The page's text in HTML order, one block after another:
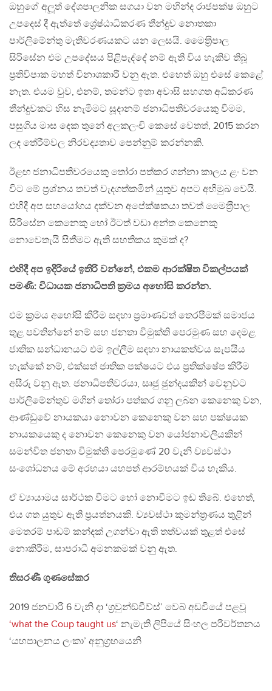
ඔහුගේ අලූත් දේශපාලනික සගයා වන මහින්ද රාජපක්ෂ ඔහුට
උපදෙස් දී ඇත්තේ ශ්‍රේෂ්ඨාධිකරණ තීන්දුව නොතකා
පාර්ලිමේන්තු මැතිවරණයකට යන ලෙසයි. මෛත‍්‍රිපාල
සිරිසේන එම උපදේසය පිළිපැද්දේ නම් ඇති විය හැකිව තිබූ
ප‍්‍රතිවිපාක මහත් විනාශකාරී වනු ඇත. එහෙත් ඔහු එසේ කෙළේ
නැත. එයම වුව, එනම්, තමන්ට ඉතා අවාසි සහගත අධිකරණ
තීන්දුවකට හිස නැමීමට සූදානම් ජනාධිපතිවරයෙකු වීමම,
පසුගිය මාස දෙක තුනේ අලකලංචි කෙසේ වෙතත්, 2015 කරන
ලද තේරීම්වල නිරවද්‍යතාව පෙන්නුම් කරන්නකි.
ඊළඟ ජනාධිපතිවරයෙකු තෝරා පත්කර ගන්නා කාලය ළං වන
විට මේ ප‍්‍රශ්නය තවත් වැදගත්කමින් යුතුව අපට අභිමුඛ වෙයි.
එහිදී අප සහයෝගය දක්වන අපේක්ෂකයා තවත් මෛත‍්‍රීපාල
සිරිසේන කෙනෙකු හෝ ඊටත් වඩා අන්ත කෙනෙකු
නොවෙතැයි සිතීමට ඇති සහතිකය කුමක් ද?
එහිදී අප ඉදිරියේ ඉතිරි වන්නේ, එකම ආරක්ෂිත විකල්පයක්
පමණි: විධායක ජනාධිපති ක‍්‍රමය අහෝසි කරන්න.
එම ක‍්‍රමය අහෝසි කිරීම සඳහා ප‍්‍රමාණවත් තෙරපීමක් සමාජය
තුළ පවතින්නේ නම් සහ ජනතා විමුක්ති පෙරමුණ සහ දෙමළ
ජාතික සන්ධානයට එම ඉල්ලීම සඳහා නායකත්වය සැපයිය
හැක්කේ නම්, එක්සත් ජාතික පක්ෂයට එය ප‍්‍රතික්ෂේප කිරීම
අසීරු වනු ඇත. ජනාධිපතිවරයා, සෘජු ඡුන්දයකින් වෙනුවට
පාර්ලිමේන්තුව මගින් තෝරා පත්කර ගනු ලබන කෙනෙකු වන,
ආණ්ඩුවේ නායකයා නොවන කෙනෙකු වන සහ පක්ෂයක
නායකයෙකු ද නොවන කෙනෙකු වන යෝජනාවලියකින්
සමන්විත ජනතා විමුක්ති පෙරමුණේ 20 වැනි ව්‍යවස්ථා
සංශෝධනය මේ අරභයා යහපත් ආරම්භයක් විය හැකිය.
ඒ ව්‍යායාමය සාර්ථක වීමට හෝ නොවීමට ඉඩ තිබේ. එහෙත්,
එය ගත යුතුව ඇති ප‍්‍රයත්නයකි. ව්‍යවස්ථා කුමන්ත‍්‍රණය තුළින්
මෙතරම් පාඩම් කන්දක් උගන්වා ඇති තත්වයක් තුළත් එසේ
නොකිරීම, සාපරාධී අමනකමක් වනු ඇත.
තිසරණී ගුණසේකර
2019 ජනවාරි 6 වැනි දා ‘ග‍්‍රවුන්ඞ්වීව්ස්’ වෙබ් අඩවියේ පළවූ
‘what the Coup taught us‘ නැමැති ලිපියේ සිංහල පරිවර්තනය
‘යහපාලනය ලංකා’ අනුග‍්‍රහයෙනි